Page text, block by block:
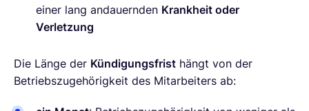
einer lang andauernden Krankheit oder
Verletzung
Die Länge der Kündigungsfrist hängt von der
Betriebszugehörigkeit des Mitarbeiters ab: